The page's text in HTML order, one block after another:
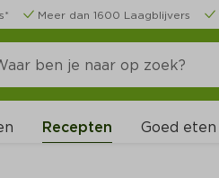
Meer dan 1600 Laagblijvers
Recepten Goed eten